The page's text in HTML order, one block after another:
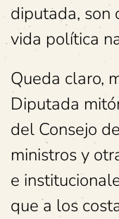
diputada, son
vida política
Queda claro,
Diputada
del Consejo
ministros y
e
que a los